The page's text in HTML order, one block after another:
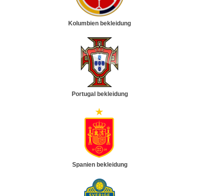
Kolumbien bekleidung
Portugal bekleidung
Spanien bekleidung